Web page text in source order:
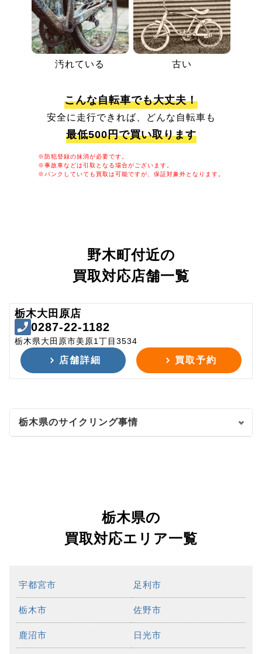
汚れている 古い
こんな自転車でも大丈夫！
安全に走行できれば、どんな自転車も
最低500円で買い取ります
※防犯登録の抹消が必要です。
※事故車などは引取となる場合がございます。
※パンクしていても買取は可能ですが、保証対象外となります。
野木町付近の
買取対応店舗一覧
栃木大田原店
0287-22-1182
栃木県大田原市美原1丁目3534
店舗詳細 買取予約
栃木県のサイクリング事情
栃木県の
買取対応エリア一覧
宇都宮市 足利市
栃木市 佐野市
鹿沼市 日光市